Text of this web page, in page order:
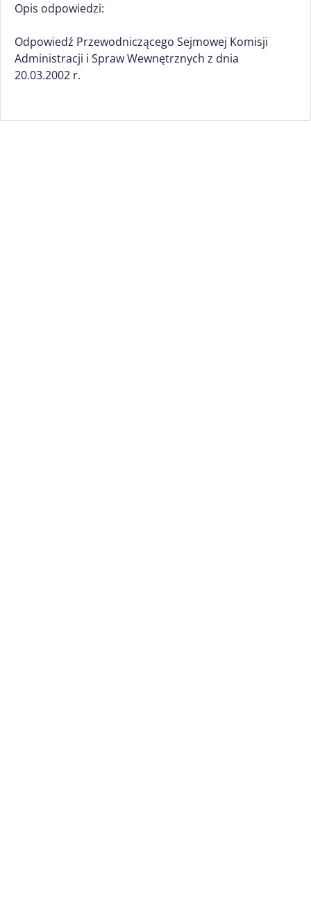
Opis odpowiedzi:
Odpowiedź Przewodniczącego Sejmowej Komisji
Administracji i Spraw Wewnętrznych z dnia
20.03.2002 r.